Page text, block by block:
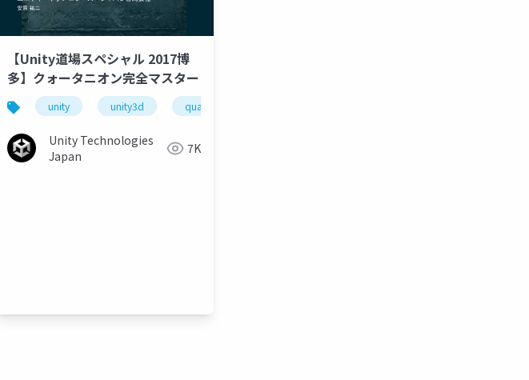
【Unity道場スペシャル 2017博
多】クォータニオン完全マスター
unity unity3d quaternion
Unity Technologies
Japan
7K